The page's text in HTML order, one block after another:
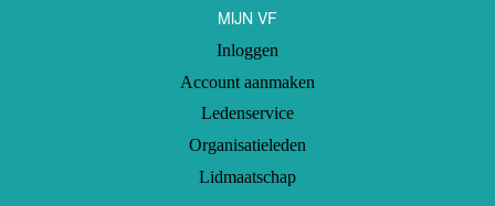
MIJN VF
Inloggen
Account aanmaken
Ledenservice
Organisatieleden
Lidmaatschap